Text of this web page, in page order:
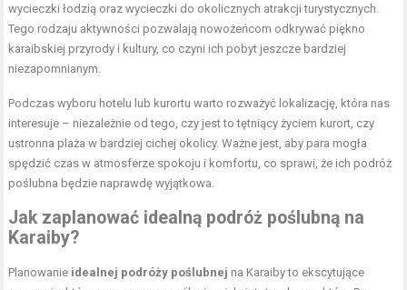
wycieczki łodzią oraz wycieczki do okolicznych atrakcji turystycznych.
Tego rodzaju aktywności pozwalają nowożeńcom odkrywać piękno
karaibskiej przyrody i kultury, co czyni ich pobyt jeszcze bardziej
niezapomnianym.
Podczas wyboru hotelu lub kurortu warto rozważyć lokalizację, która nas
interesuje – niezależnie od tego, czy jest to tętniący życiem kurort, czy
ustronna plaża w bardziej cichej okolicy. Ważne jest, aby para mogła
spędzić czas w atmosferze spokoju i komfortu, co sprawi, że ich podróż
poślubna będzie naprawdę wyjątkowa.
Jak zaplanować idealną podróż poślubną na
Karaiby?
Planowanie idealnej podróży poślubnej na Karaiby to ekscytujące